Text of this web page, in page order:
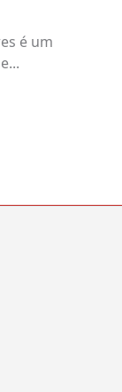
é um